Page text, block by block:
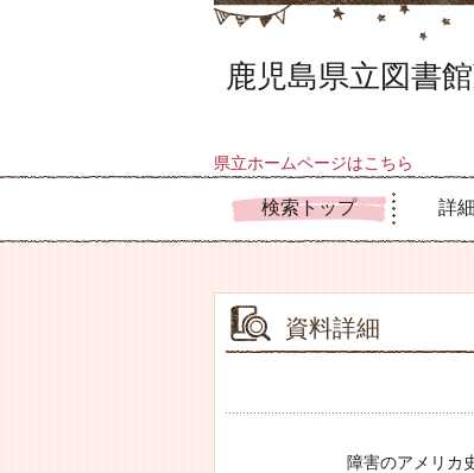
鹿児島県立図書
県立ホームページはこちら
検索トップ 詳
資料詳細
障害のアメリカ